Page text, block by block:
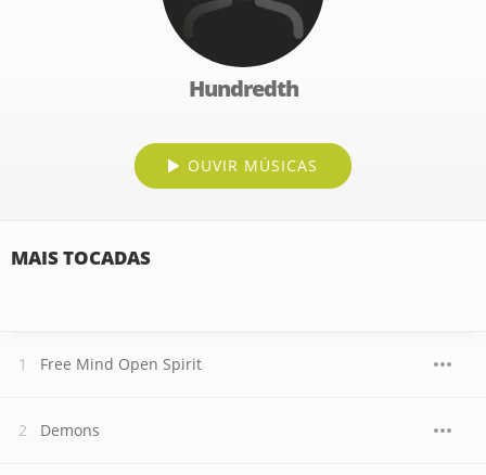
Hundredth
OUVIR MÚSICAS
MAIS TOCADAS
Free Mind Open Spirit
Demons